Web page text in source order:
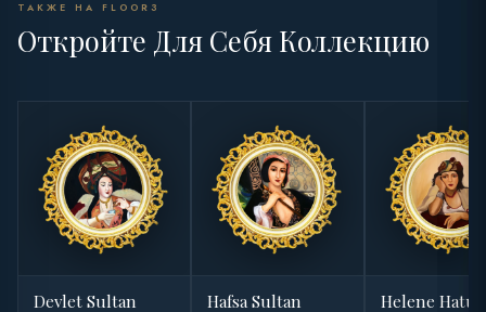
ТАКЖЕ НА FLOOR3
Откройте Для Себя Коллекцию
Devlet Sultan Hafsa Sultan Helene Hatun